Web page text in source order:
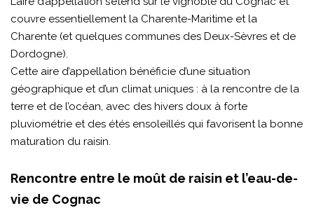
couvre essentiellement la Charente-Maritime et la
Charente (et quelques communes des Deux-Sèvres et de
Dordogne).
Cette aire d’appellation bénéficie d’une situation
géographique et d’un climat uniques : à la rencontre de la
terre et de l’océan, avec des hivers doux à forte
pluviométrie et des étés ensoleillés qui favorisent la bonne
maturation du raisin.
Rencontre entre le moût de raisin et l’eau-de-
vie de Cognac